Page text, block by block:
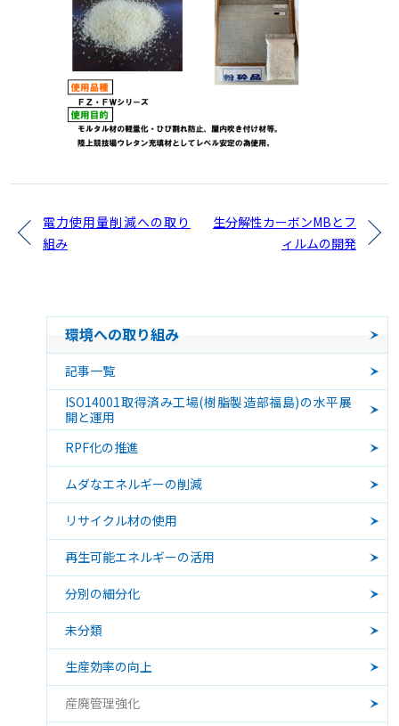
電力使用量削減への取り
組み
生分解性カーボンMBとフ
ィルムの開発
環境への取り組み
記事一覧
ISO14001取得済み工場(樹脂製造部福島)の水平展
開と運用
RPF化の推進
ムダなエネルギーの削減
リサイクル材の使用
再生可能エネルギーの活用
分別の細分化
未分類
生産効率の向上
産廃管理強化